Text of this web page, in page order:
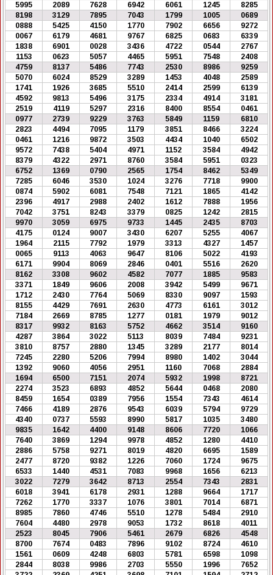
5995
2089 7628 6942 6061 1245
8285
8198
3129 7895 7043 1799 1005
0689
0888
5425 4150 1770 7902 6656
9272
0067
6179 4681 9767 6825 0683
6339
1838
6901 0028 3436 4722 0544
2767
1153
0623 5057 4465 5951 7548
2408
4759
8137 5486 7743 2530 8986
9259
5070
6024 8529 3289 1453 4048
2589
1741
1926 3685 5510 2414 2599
6139
4592
9813 5496 3175 2334 4914
3181
2519
4119 5297 2316 8400 8554
0461
0977
2739 9229 3763 5849 1159
6810
2823
4494 7095 1179 3851 8466
3224
0461
1216 9872 3503 4434 1040
6502
9572
7438 5404 4971 1152 3584
4942
8379
4322 2971 8760 3584 5951
0323
6752
1369 0790 2565 1754 8462
5349
7285
6046 3530 1024 3276 7718
9900
0874
5902 6081 7548 7121 1865
4142
2396
4917 2988 2402 1612 7888
1956
7042
3751 8243 3379 0825 1242
2815
9970
3059 6975 9733 1445 2435
8703
4175
0124 9007 3430 6207 5255
4067
1964
2115 7792 1979 3313 4327
1457
0065
9113 4063 9647 8106 5022
4193
6171
9904 8069 2846 0401 5516
2620
8162
3308 9602 4582 7077 1885
9583
3371
1849 9606 2008 3942 5499
9671
1712
2430 7764 5069 8330 9097
1593
8155
4429 7691 2630 4773 6161
3012
7184
2669 8785 1277 0181 1979
9012
8317
9932 8163 5752 4662 3514
9160
4287
3864 3022 5113 8039 7484
9231
3810
8757 2880 1345 3289 2177
8014
7245
2280 5206 7994 8980 1402
3044
1392
9060 4056 2951 1160 7068
2884
1694
6500 7151 2074 5932 1998
8721
2274
3523 6893 4852 5644 0468
2080
8459
1654 0389 7956 1554 7343
4614
7466
4189 2876 9543 6039 5794
9729
4340
0737 5593 8990 5817 1035
3480
9835
1642 4400 9148 8606 7720
1066
7640
3869 1294 9978 4852 1280
4410
2886
5758 9271 8019 4820 6695
1589
2477
8720 9382 1226 7060 1724
9675
6533
1440 4531 7083 9968 1656
6213
3022
7279 3642 8713 2554 7343
2831
6018
3941 6178 2931 1288 9664
1717
7262
1770 3337 1076 3801 7014
6871
8985
7860 4746 5510 1278 5484
2910
7604
4480 2978 9053 1732 8618
4011
2523
8045 7906 5461 2679 6826
4548
8700
7674 0483 7896 9102 8724
4610
1561
0609 4248 6803 5781 6598
1098
2844
8038 9986 2703 5550 1996
7652